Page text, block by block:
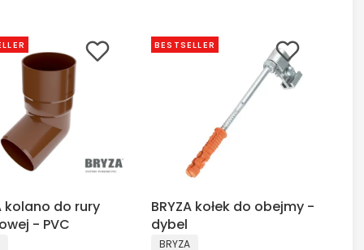
kolano do rury
- PVC
BESTSELLER
BRYZA kołek do obejmy -
dybel
PRODUCENT
BRYZA